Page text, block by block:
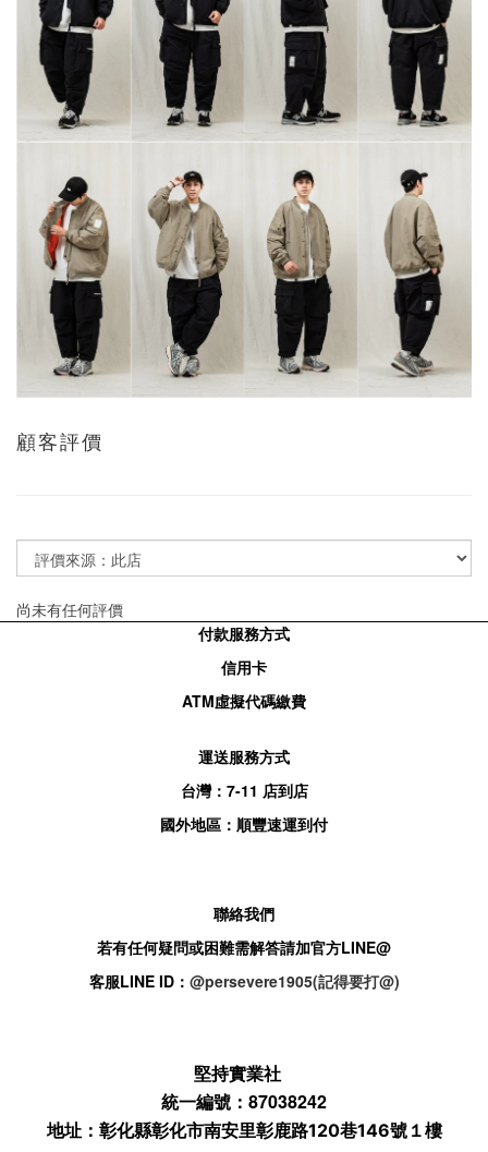
顧客評價
尚未有任何評價
付款服務方式
信用卡
ATM虛擬代碼繳費
運送服務方式
台灣： 7-11 店到店
國外地區：順豐速運到付
聯絡我們
若有任何疑問或困難需解答請加官方LINE@
客服LINE ID： @persevere1905(記得要打@)
堅持實業社
統一編號：87038242
地址： 彰化縣彰化市南安里彰鹿路120巷146號１樓